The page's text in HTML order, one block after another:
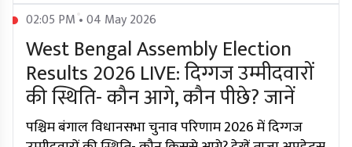
02:05 PM • 04 May 2026
West Bengal Assembly Election
Results 2026 LIVE: दिग्गज उम्मीदवारों
की स्थिति- कौन आगे, कौन पीछे? जानें
पश्चिम बंगाल विधानसभा चुनाव परिणाम 2026 में दिग्गज